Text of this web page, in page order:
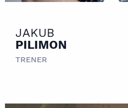
JAKUB
PILIMON
TRENER